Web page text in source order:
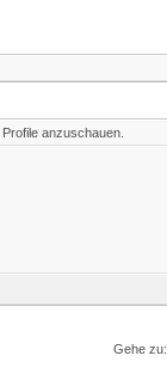
anzuschauen.
Gehe zu: